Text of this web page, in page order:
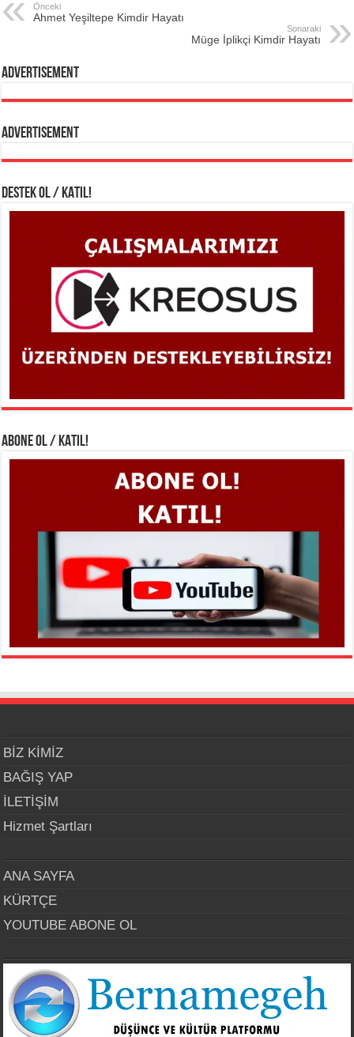
Önceki
Ahmet Yeşiltepe Kimdir Hayatı
Sonaraki
Müge İplikçi Kimdir Hayatı
Advertisement
Advertisement
DESTEK OL / KATIL!
ABONE OL / KATIL!
BİZ KİMİZ
BAĞIŞ YAP
İLETİŞİM
Hizmet Şartları
ANA SAYFA
KÜRTÇE
YOUTUBE ABONE OL